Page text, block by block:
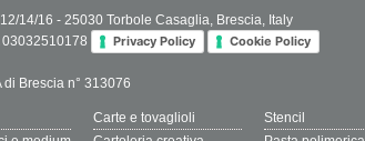
14/16 - 25030 Torbole Casaglia, Brescia, Italy
03032510178
Privacy Policy
Cookie Policy
Brescia n° 313076
Carte e tovaglioli
Stencil